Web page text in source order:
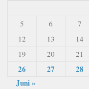
5
6 7
12
13 14
19
20 21
26
27 28
Juni »